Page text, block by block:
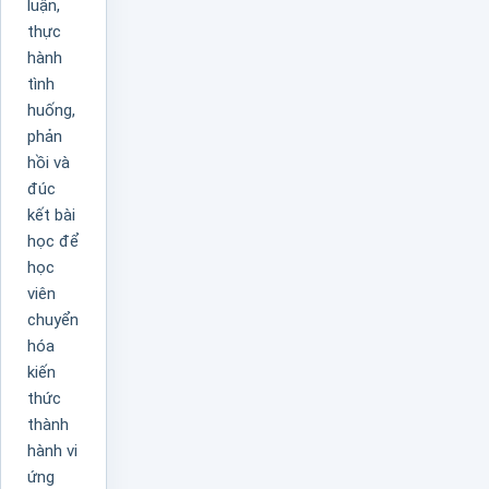
luận,
thực
hành
tình
huống,
phản
hồi và
đúc
kết bài
học để
học
viên
chuyển
hóa
kiến
thức
thành
hành vi
ứng